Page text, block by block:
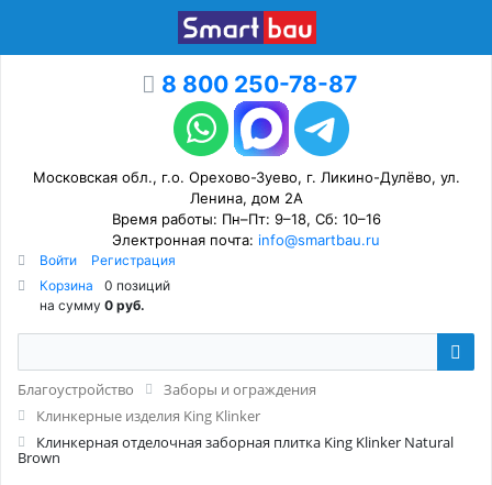
8 800 250-78-87
Московская обл., г.о. Орехово-Зуево, г. Ликино-Дулёво, ул.
Ленина, дом 2А
Время работы: Пн–Пт: 9–18, Сб: 10–16
Электронная почта: info@smartbau.ru
Войти
Регистрация
Корзина
0 позиций
на сумму 0 руб.
Благоустройство
Заборы и ограждения
Клинкерные изделия King Klinker
Клинкерная отделочная заборная плитка King Klinker Natural
Brown